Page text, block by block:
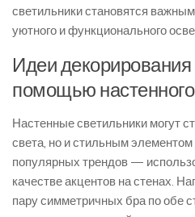
светильники становятся
уютного и функционального
Идеи декорирования
помощью
Настенные светильники могут
света, но и стильным
популярных трендов —
качестве акцентов на стенах.
пару симметричных бра по обе